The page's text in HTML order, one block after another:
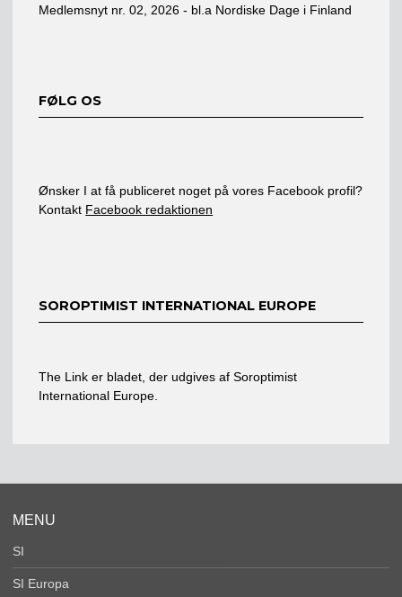
Medlemsnyt nr. 02, 2026 - bl.a Nordiske Dage i Finland
FØLG OS
Ønsker I at få publiceret noget på vores Facebook profil?
Kontakt Facebook redaktionen
SOROPTIMIST INTERNATIONAL EUROPE
The Link er bladet, der udgives af Soroptimist
International Europe.
MENU
SI
SI Europa